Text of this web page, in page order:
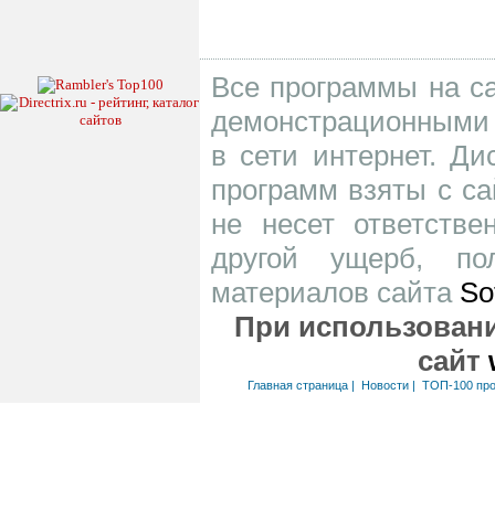
Все программы на
в сети интернет.
программ взяты с
не несет
другой ущерб,
материалов сайта
При
сайт
Главная страница| Новости| ТОП-100